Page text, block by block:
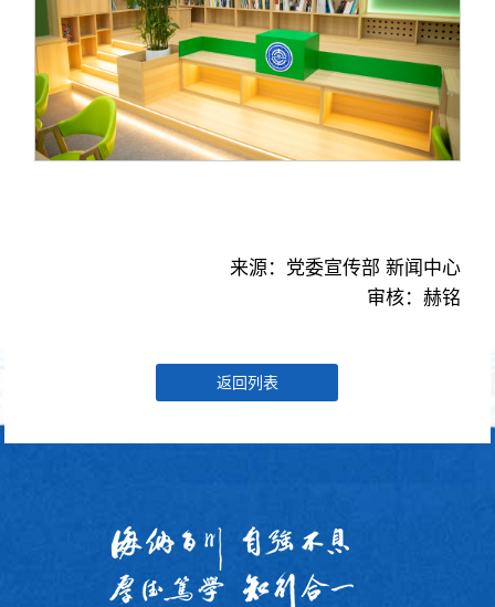
来源：党委宣传部 新闻中心
审核：赫铭
返回列表